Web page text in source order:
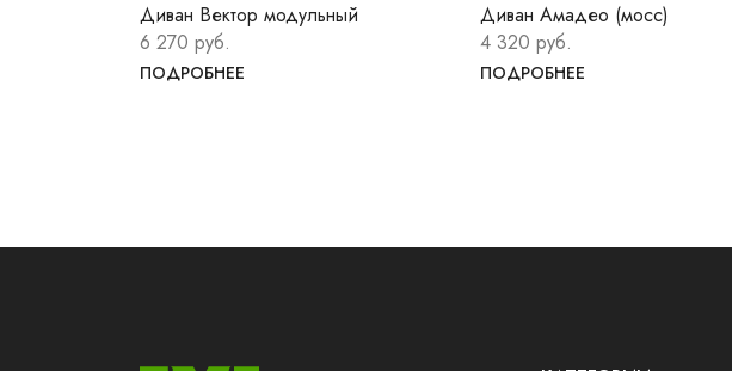
Диван Вектор модульный
6 270 руб.
ПОДРОБНЕЕ
Диван Амадео (мосс)
4 320 руб.
ПОДРОБНЕЕ